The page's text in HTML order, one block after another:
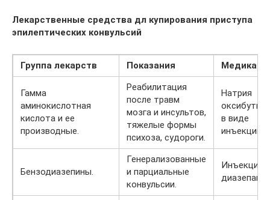
Лекарственные средства дл купирования приступа
эпилептических конвульсий
Группа лекарств Показания
Гамма
аминокислотная
кислота и ее
производные.
Реабилитация
после травм
мозга и инсультов,
тяжелые формы
психоза, судороги.
Натрия
в виде
инъекции.
Бензодиазепины.
Генерализованные
и парциальные
конвульсии.
Инъекции
диазепама.